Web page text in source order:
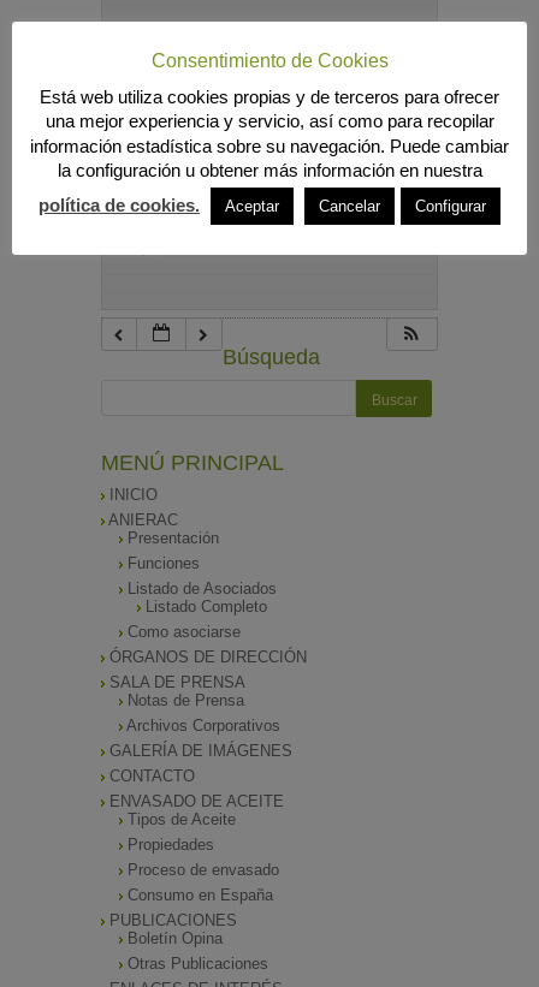
9:00 pm
10:00 pm
Búsqueda
MENÚ PRINCIPAL
INICIO
ANIERAC
Presentación
Funciones
Listado de Asociados
Listado Completo
Como asociarse
ÓRGANOS DE DIRECCIÓN
SALA DE PRENSA
Notas de Prensa
Archivos Corporativos
GALERÍA DE IMÁGENES
CONTACTO
ENVASADO DE ACEITE
Tipos de Aceite
Propiedades
Proceso de envasado
Consumo en España
PUBLICACIONES
Boletín Opina
Otras Publicaciones
Consentimiento de Cookies
Está web utiliza cookies propias y de terceros para ofrecer
una mejor experiencia y servicio, así como para recopilar
información estadística sobre su navegación. Puede cambiar
la configuración u obtener más información en nuestra
política de cookies.
Aceptar Cancelar Configurar